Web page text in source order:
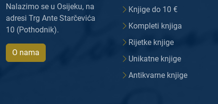
Nalazimo se u Osijeku, na
adresi Trg Ante Starčevića
10 (Pothodnik).
O nama
Knjige do 10 €
Kompleti knjiga
Rijetke knjige
Unikatne knjige
Antikvarne knjige